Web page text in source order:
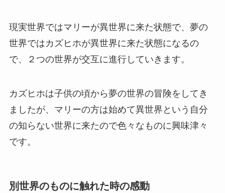
現実世界ではマリーが異世界に来た状態で、夢の
世界ではカズヒホが異世界に来た状態になるの
で、２つの世界が交互に進行していきます。
カズヒホは子供の頃から夢の世界の冒険をしてき
ましたが、マリーの方は始めて異世界という自分
の知らない世界に来たので色々なものに興味津々
です。
別世界のものに触れた時の感動